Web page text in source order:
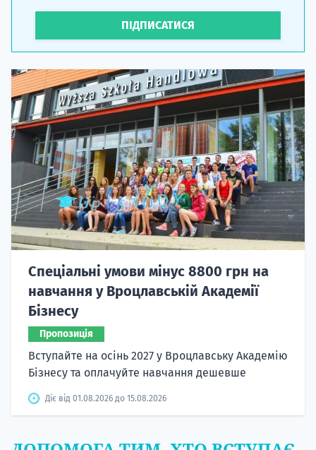
ПІДПИСАТИСЯ
Спеціальні умови мінус 8800 грн на
навчання у Вроцлавській Академії
Бізнесу
Пропозиція
Вступайте на осінь 2027 у Вроцлавську Академію
Бізнесу та оплачуйте навчання дешевше
Діє від 01.08.2026 до 15.08.2026